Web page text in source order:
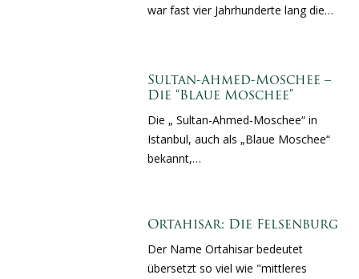
war fast vier Jahrhunderte lang die…
Sultan-Ahmed-Moschee –
Die “Blaue Moschee”
Die „ Sultan-Ahmed-Moschee“ in
Istanbul, auch als „Blaue Moschee“
bekannt,…
Ortahisar: Die Felsenburg
Der Name Ortahisar bedeutet
übersetzt so viel wie "mittleres